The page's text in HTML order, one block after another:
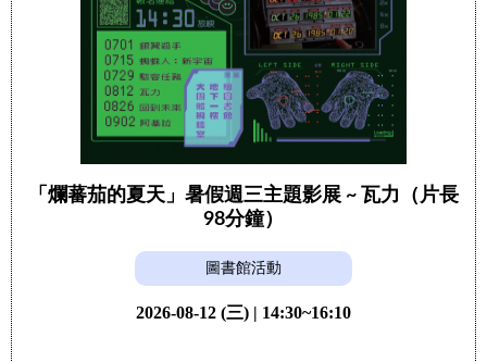
「爛蕃茄的夏天」暑假週三主題影展 ~ 瓦力（片長
98分鐘）
圖書館活動
2026-08-12 (三) | 14:30~16:10